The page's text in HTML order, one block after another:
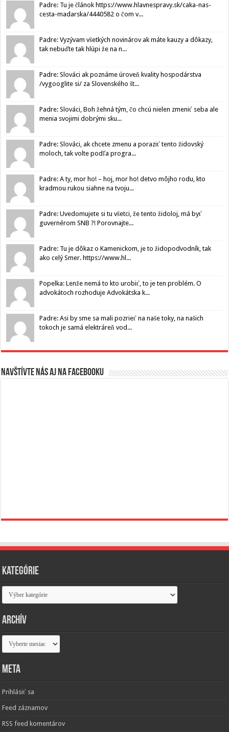
Padre: Tu je článok https://www.hlavnespravy.sk/caka-nas-
cesta-madarska/4440582 o čom v...
Padre: Vyzývam všetkých novinárov ak máte kauzy a dôkazy,
tak nebuďte tak hlúpi že na n...
Padre: Slováci ak poznáme úroveň kvality hospodárstva
/vygooglite si/ za Slovenského št...
Padre: Slováci, Boh žehná tým, čo chcú nielen zmeniť seba ale
menia svojimi dobrými sku...
Padre: Slováci, ak chcete zmenu a poraziť tento židovský
moloch, tak volte podľa progra...
Padre: A ty, mor ho! – hoj, mor ho! detvo môjho rodu, kto
kradmou rukou siahne na tvoju...
Padre: Uvedomujete si tu všetci, že tento židoloj, má byť
guvernérom SNB ?! Porovnajte...
Padre: Tu je dôkaz o Kamenickom, je to židopodvodník, tak
ako celý Smer. https://www.hl...
Popelka: Lenže nemá to kto urobiť, to je ten problém. O
advokátoch rozhoduje Advokátska k...
Padre: Asi by sme sa mali pozrieť na naše toky, na našich
tokoch je samá elektráreň vod...
Navštívte nás aj na Facebooku
Kategórie
Kategórie
Archív
Archív
Meta
Prihlásiť sa
Feed záznamov
RSS feed komentárov